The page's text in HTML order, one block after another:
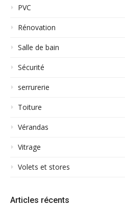
PVC
Rénovation
Salle de bain
Sécurité
serrurerie
Toiture
Vérandas
Vitrage
Volets et stores
Articles récents